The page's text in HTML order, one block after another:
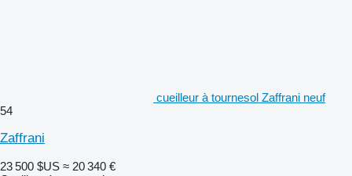
cueilleur à tournesol Zaffrani neuf
54
Zaffrani
23 500 $US ≈ 20 340 €